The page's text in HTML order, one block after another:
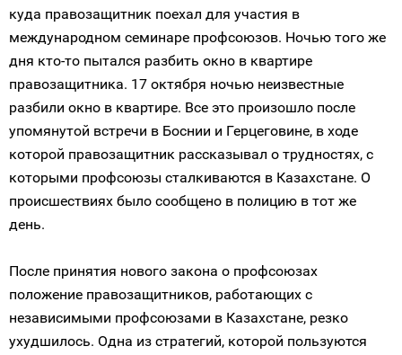
куда правозащитник поехал для участия в
международном семинаре профсоюзов. Ночью того же
дня кто-то пытался разбить окно в квартире
правозащитника. 17 октября ночью неизвестные
разбили окно в квартире. Все это произошло после
упомянутой встречи в Боснии и Герцеговине, в ходе
которой правозащитник рассказывал о трудностях, с
которыми профсоюзы сталкиваются в Казахстане. О
происшествиях было сообщено в полицию в тот же
день.
После принятия нового закона о профсоюзах
положение правозащитников, работающих с
независимыми профсоюзами в Казахстане, резко
ухудшилось. Одна из стратегий, которой пользуются